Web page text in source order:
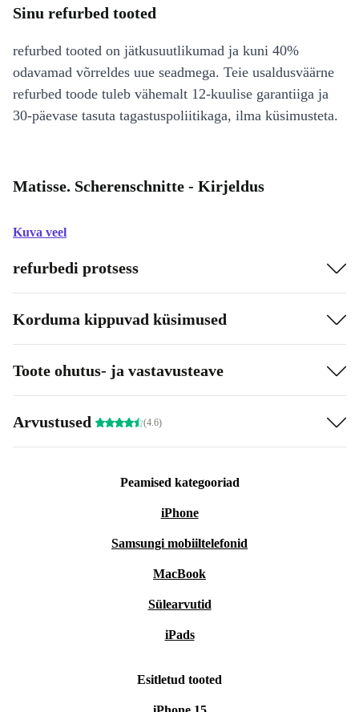
Sinu refurbed tooted
refurbed tooted on jätkusuutlikumad ja kuni 40%
odavamad võrreldes uue seadmega. Teie usaldusväärne
refurbed toode tuleb vähemalt 12-kuulise garantiiga ja
30-päevase tasuta tagastuspoliitikaga, ilma küsimusteta.
Matisse. Scherenschnitte - Kirjeldus
Kuva veel
refurbedi protsess
Korduma kippuvad küsimused
Toote ohutus- ja vastavusteave
Arvustused (4.6)
Peamised kategooriad
iPhone
Samsungi mobiiltelefonid
MacBook
Sülearvutid
iPads
Esitletud tooted